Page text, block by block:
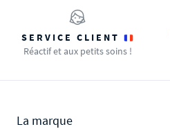
SERVICE CLIENT
Réactif et aux petits soins !
La marque